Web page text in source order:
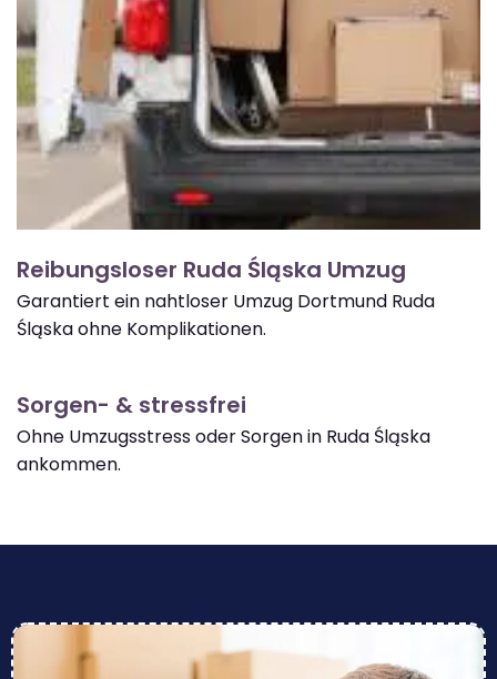
Reibungsloser Ruda Śląska Umzug
Garantiert ein nahtloser Umzug Dortmund Ruda
Śląska ohne Komplikationen.
Sorgen- & stressfrei
Ohne Umzugsstress oder Sorgen in Ruda Śląska
ankommen.